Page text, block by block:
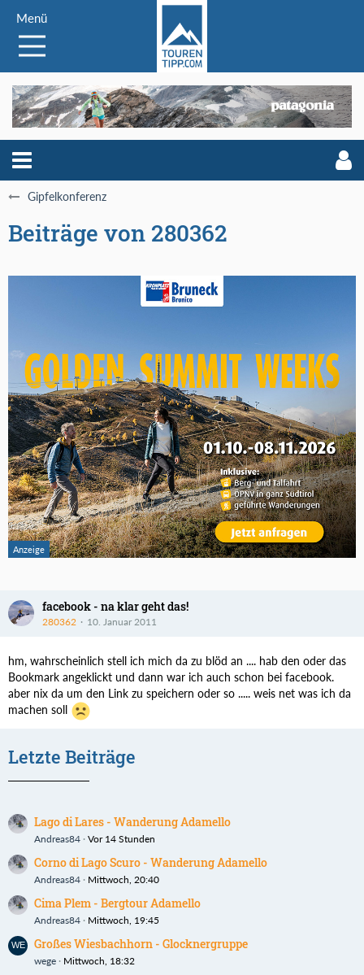
Menü
Gipfelkonferenz
Beiträge von 280362
facebook - na klar geht das!
280362 10. Januar 2011
hm, wahrscheinlich stell ich mich da zu blöd an .... hab den oder das
Bookmark angeklickt und dann war ich auch schon bei facebook.
aber nix da um den Link zu speichern oder so ..... weis net was ich da
machen soll
Letzte Beiträge
Lago di Lares - Wanderung Adamello
Andreas84 Vor 14 Stunden
Corno di Lago Scuro - Wanderung Adamello
Andreas84 Mittwoch, 20:40
Cima Plem - Bergtour Adamello
Andreas84 Mittwoch, 19:45
Großes Wiesbachhorn - Glocknergruppe
wege Mittwoch, 18:32